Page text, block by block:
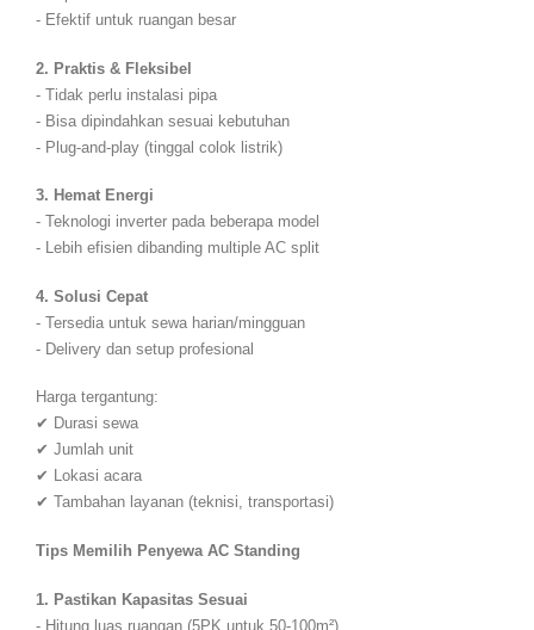
- Efektif untuk ruangan besar
2. Praktis & Fleksibel
- Tidak perlu instalasi pipa
- Bisa dipindahkan sesuai kebutuhan
- Plug-and-play (tinggal colok listrik)
3. Hemat Energi
- Teknologi inverter pada beberapa model
- Lebih efisien dibanding multiple AC split
4. Solusi Cepat
- Tersedia untuk sewa harian/mingguan
- Delivery dan setup profesional
Harga tergantung:
✔ Durasi sewa
✔ Jumlah unit
✔ Lokasi acara
✔ Tambahan layanan (teknisi, transportasi)
Tips Memilih Penyewa AC Standing
1. Pastikan Kapasitas Sesuai
- Hitung luas ruangan (5PK untuk 50-100m²)